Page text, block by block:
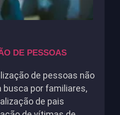
DE PESSOAS
de pessoas não
por familiares,
de pais